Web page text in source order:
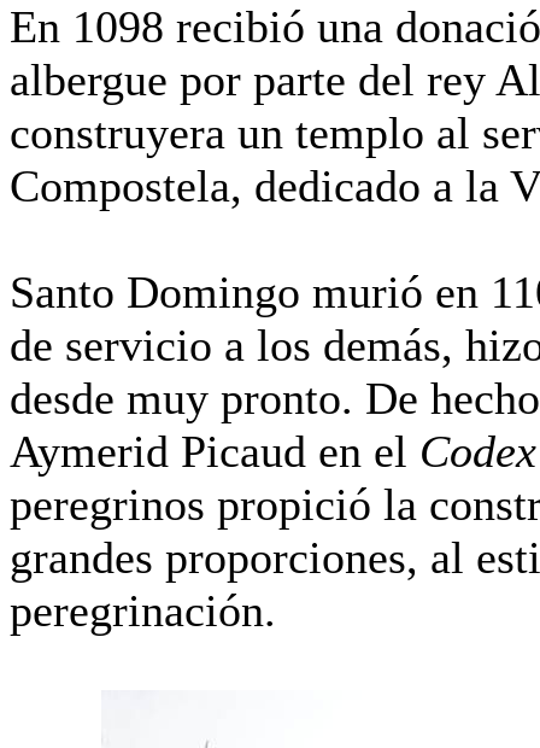
En 1098 recibió una
albergue por parte del rey
construyera un templo al
Compostela, dedicado a la
Santo Domingo murió en
de servicio a los demás,
desde muy pronto. De
Aymerid Picaud en el
peregrinos propició la
grandes proporciones, al
peregrinación.